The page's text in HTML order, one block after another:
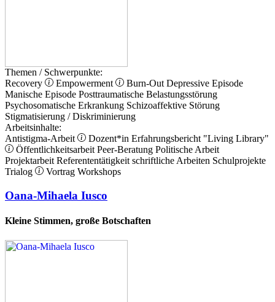
Themen / Schwerpunkte:
Recovery
Empowerment Burn-Out Depressive Episode
Manische Episode Posttraumatische Belastungsstörung
Psychosomatische Erkrankung Schizoaffektive Störung
Stigmatisierung / Diskriminierung
Arbeitsinhalte:
Antistigma-Arbeit
Dozent*in Erfahrungsbericht "Living Library"
Öffentlichkeitsarbeit Peer-Beratung Politische Arbeit
Projektarbeit Referententätigkeit schriftliche Arbeiten Schulprojekte
Trialog
Vortrag Workshops
Oana-Mihaela Iusco
Kleine Stimmen, große Botschaften